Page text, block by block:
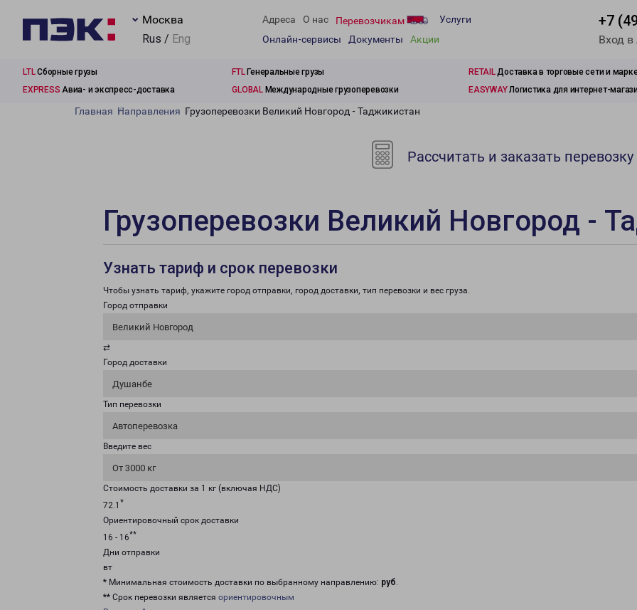
Москва
Rus / Eng
Адреса О нас Перевозчикам
Услуги
Онлайн-сервисы
Документы Акции
+7
Вход
LTLСборные грузы FTLГенеральные грузы RETAILДоставка в торговые сети и
EXPRESS Авиа- и экспресс-доставка GLOBALМеждународные грузоперевозки EASYWAYЛогистика для интернет-
Главная Направления Грузоперевозки Великий Новгород - Таджикистан
Рассчитать и заказать перевозку
Грузоперевозки Великий Новгород -
Узнать тариф и срок перевозки
Чтобы узнать тариф, укажите город отправки, город доставки, тип перевозки и вес груза.
Город отправки
Великий Новгород
⇄
Город доставки
Душанбе
Тип перевозки
Автоперевозка
Введите вес
От 3000 кг
Стоимость доставки за 1 кг (включая НДС)
72.1 *
Ориентировочный срок доставки
16 - 16**
Дни отправки
вт
* Минимальная стоимость доставки по выбранному направлению: руб.
** Срок перевозки является ориентировочным